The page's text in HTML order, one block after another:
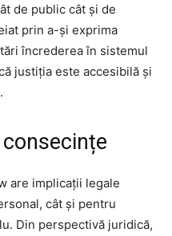
de public cât și de
prin a-și exprima
încrederea în sistemul
justiția este accesibilă și
are implicații legale
cât și pentru
Din perspectivă juridică,